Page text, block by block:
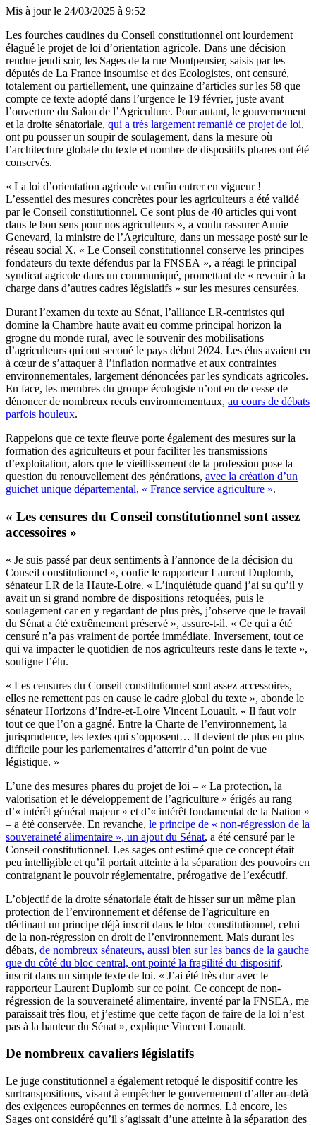
Mis à jour le 24/03/2025 à 9:52
Les fourches caudines du Conseil constitutionnel ont lourdement
élagué le projet de loi d’orientation agricole. Dans une décision
rendue jeudi soir, les Sages de la rue Montpensier, saisis par les
députés de La France insoumise et des Ecologistes, ont censuré,
totalement ou partiellement, une quinzaine d’articles sur les 58 que
compte ce texte adopté dans l’urgence le 19 février, juste avant
l’ouverture du Salon de l’Agriculture. Pour autant, le gouvernement
et la droite sénatoriale, qui a très largement remanié ce projet de loi,
ont pu pousser un soupir de soulagement, dans la mesure où
l’architecture globale du texte et nombre de dispositifs phares ont été
conservés.
« La loi d’orientation agricole va enfin entrer en vigueur !
L’essentiel des mesures concrètes pour les agriculteurs a été validé
par le Conseil constitutionnel. Ce sont plus de 40 articles qui vont
dans le bon sens pour nos agriculteurs », a voulu rassurer Annie
Genevard, la ministre de l’Agriculture, dans un message posté sur le
réseau social X. « Le Conseil constitutionnel conserve les principes
fondateurs du texte défendus par la FNSEA », a réagi le principal
syndicat agricole dans un communiqué, promettant de « revenir à la
charge dans d’autres cadres législatifs » sur les mesures censurées.
Durant l’examen du texte au Sénat, l’alliance LR-centristes qui
domine la Chambre haute avait eu comme principal horizon la
grogne du monde rural, avec le souvenir des mobilisations
d’agriculteurs qui ont secoué le pays début 2024. Les élus avaient eu
à cœur de s’attaquer à l’inflation normative et aux contraintes
environnementales, largement dénoncées par les syndicats agricoles.
En face, les membres du groupe écologiste n’ont eu de cesse de
dénoncer de nombreux reculs environnementaux, au cours de débats
parfois houleux.
Rappelons que ce texte fleuve porte également des mesures sur la
formation des agriculteurs et pour faciliter les transmissions
d’exploitation, alors que le vieillissement de la profession pose la
question du renouvellement des générations, avec la création d’un
guichet unique départemental, « France service agriculture ».
« Les censures du Conseil constitutionnel sont assez
accessoires »
« Je suis passé par deux sentiments à l’annonce de la décision du
Conseil constitutionnel », confie le rapporteur Laurent Duplomb,
sénateur LR de la Haute-Loire. « L’inquiétude quand j’ai su qu’il y
avait un si grand nombre de dispositions retoquées, puis le
soulagement car en y regardant de plus près, j’observe que le travail
du Sénat a été extrêmement préservé », assure-t-il. « Ce qui a été
censuré n’a pas vraiment de portée immédiate. Inversement, tout ce
qui va impacter le quotidien de nos agriculteurs reste dans le texte »,
souligne l’élu.
« Les censures du Conseil constitutionnel sont assez accessoires,
elles ne remettent pas en cause le cadre global du texte », abonde le
sénateur Horizons d’Indre-et-Loire Vincent Louault. « Il faut voir
tout ce que l’on a gagné. Entre la Charte de l’environnement, la
jurisprudence, les textes qui s’opposent… Il devient de plus en plus
difficile pour les parlementaires d’atterrir d’un point de vue
légistique. »
L’une des mesures phares du projet de loi – « La protection, la
valorisation et le développement de l’agriculture » érigés au rang
d’« intérêt général majeur » et d’« intérêt fondamental de la Nation »
– a été conservée. En revanche, le principe de « non-régression de la
souveraineté alimentaire », un ajout du Sénat, a été censuré par le
Conseil constitutionnel. Les sages ont estimé que ce concept était
peu intelligible et qu’il portait atteinte à la séparation des pouvoirs en
contraignant le pouvoir réglementaire, prérogative de l’exécutif.
L’objectif de la droite sénatoriale était de hisser sur un même plan
protection de l’environnement et défense de l’agriculture en
déclinant un principe déjà inscrit dans le bloc constitutionnel, celui
de la non-régression en droit de l’environnement. Mais durant les
débats, de nombreux sénateurs, aussi bien sur les bancs de la gauche
que du côté du bloc central, ont pointé la fragilité du dispositif,
inscrit dans un simple texte de loi. « J’ai été très dur avec le
rapporteur Laurent Duplomb sur ce point. Ce concept de non-
régression de la souveraineté alimentaire, inventé par la FNSEA, me
paraissait très flou, et j’estime que cette façon de faire de la loi n’est
pas à la hauteur du Sénat », explique Vincent Louault.
De nombreux cavaliers législatifs
Le juge constitutionnel a également retoqué le dispositif contre les
surtranspositions, visant à empêcher le gouvernement d’aller au-delà
des exigences européennes en termes de normes. Là encore, les
Sages ont considéré qu’il s’agissait d’une atteinte à la séparation des